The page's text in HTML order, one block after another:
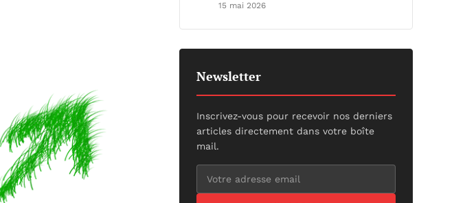
15 mai 2026
Newsletter
Inscrivez-vous pour recevoir nos derniers
articles directement dans votre boîte
mail.